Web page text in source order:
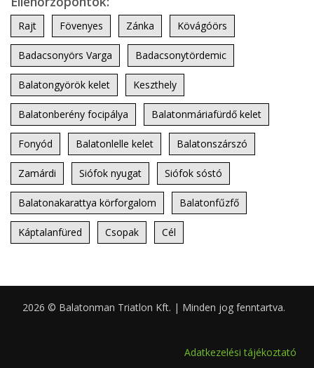
Rajt Fövenyes Zánka Kövágóörs
Badacsonyörs Varga Badacsonytördemic
Balatongyörök kelet Keszthely
Balatonberény focipálya Balatonmáriafürdő kelet
Fonyód Balatonlelle kelet Balatonszárszó
Zamárdi Siófok nyugat Siófok sóstó
Balatonakarattya körforgalom Balatonfűzfő
Káptalanfüred Csopak Cél
2026 © Balatonman Triatlon Kft. | Minden jog fenntartva.
Adatkezelési tájékoztató